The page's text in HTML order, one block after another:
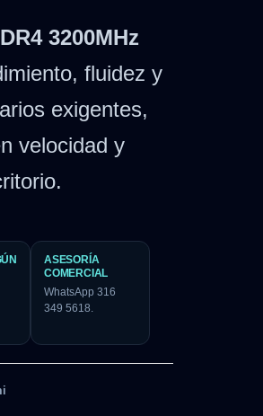
3200MHz
fluidez y
exigentes,
velocidad y
ASESORÍA
COMERCIAL
WhatsApp 316
349 5618.